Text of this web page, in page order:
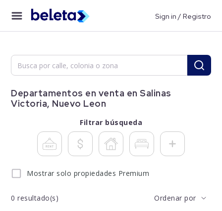
Sign in / Registro
Departamentos en venta en Salinas
Victoria, Nuevo Leon
Filtrar búsqueda
Mostrar solo propiedades Premium
0 resultado(s) Ordenar por